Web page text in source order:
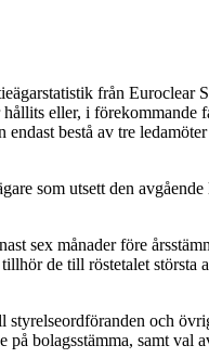
från Euroclear
hållits eller, i förekommande
bestå av tre
som utsett den
sex månader före
de till röstetalet största
styrelseordföranden och
bolagsstämma, samt val